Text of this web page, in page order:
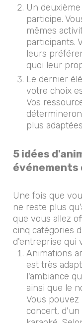
Un
participe.
mêmes
participants.
leurs
quoi leur
Le dernier
votre choix
Vos
plus
5 idées
Une fois que
ne reste plus
que vous allez
cinq catégories
d'entreprise qui
Animations
est très
l'ambiance
ainsi que le
Vous
concert,